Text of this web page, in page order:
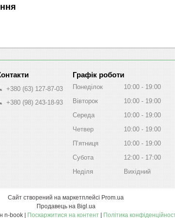
+380 (63) 127-87-03
+380 (98) 243-18-93
Графік роботи
Понеділок 10:00
19:00
Вівторок
10:00
19:00
Середа
10:00
19:00
Четвер
10:00
19:00
Пʼятниця
10:00
19:00
Субота
12:00
17:00
Неділя
Вихідний
Сайт створений на маркетплейсі Prom.ua
Продавець на Bigl.ua
Поскаржитися на контент Політика